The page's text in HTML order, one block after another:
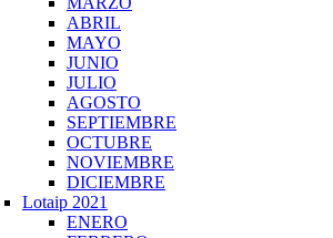
ABRIL
MAYO
JUNIO
JULIO
AGOSTO
SEPTIEMBRE
OCTUBRE
NOVIEMBRE
DICIEMBRE
Lotaip 2021
ENERO